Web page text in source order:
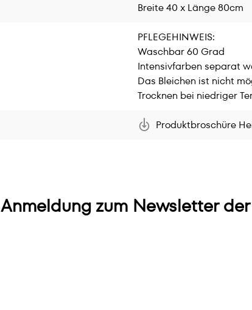
Breite 40 x Länge 80cm
PFLEGEHINWEIS:
Waschbar 60 Grad
Intensivfarben separat
Das Bleichen ist nicht
Trocknen bei niedriger
Produktbroschüre
Anmeldung zum Newsletter